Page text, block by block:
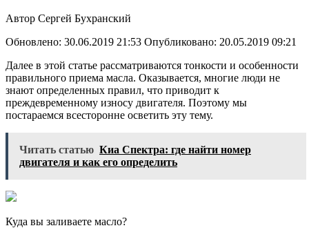
Автор Сергей Бухранский
Обновлено: 30.06.2019 21:53 Опубликовано: 20.05.2019 09:21
Далее в этой статье рассматриваются тонкости и особенности
правильного приема масла. Оказывается, многие люди не
знают определенных правил, что приводит к
преждевременному износу двигателя. Поэтому мы
постараемся всесторонне осветить эту тему.
Читать статью Киа Спектра: где найти номер
двигателя и как его определить
Куда вы заливаете масло?